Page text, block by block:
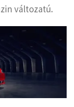
változatú.